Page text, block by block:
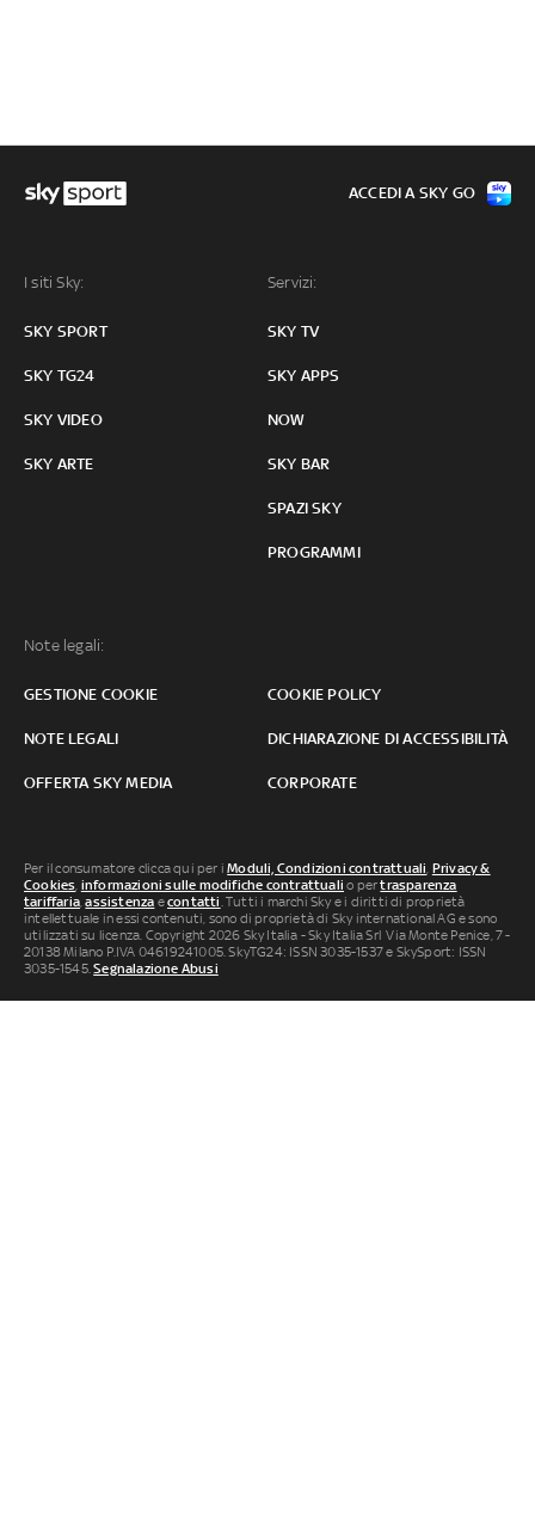
I siti Sky:
SKY SPORT
SKY TG24
SKY VIDEO
SKY ARTE
Servizi:
SKY TV
SKY APPS
NOW
SKY BAR
SPAZI SKY
PROGRAMMI
Note legali:
GESTIONE COOKIE COOKIE POLICY
NOTE LEGALI DICHIARAZIONE DI ACCESSIBILITÀ
OFFERTA SKY MEDIA CORPORATE
ACCEDI A SKY GO
Per il consumatore clicca qui per iModuli, Condizioni contrattuali, Privacy &
Cookies, informazioni sulle modifiche contrattuali o pertrasparenza
tariffaria,assistenza econtatti. Tutti i marchi Sky e i diritti di proprietà
intellettuale in essi contenuti, sono di proprietà di Sky international AG e sono
utilizzati su licenza. Copyright 2026 Sky Italia - Sky Italia Srl Via Monte Penice, 7 -
20138 Milano P.IVA 04619241005. SkyTG24: ISSN 3035-1537 e SkySport: ISSN
3035-1545.Segnalazione Abusi